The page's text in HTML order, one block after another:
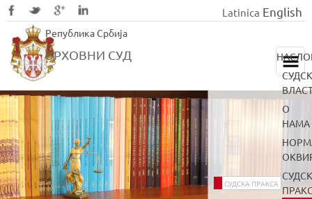
to
main
Република Србија
ВРХОВНИ СУД
Latinica English
О
НАМА
СУДСКА ПРАКСА